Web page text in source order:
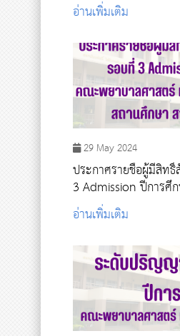
อ่านเพิ่มเติม
29 May 2024
ประกาศรายชื่อผู้มีสิ
3 Admission ปีการศึ
อ่านเพิ่มเติม